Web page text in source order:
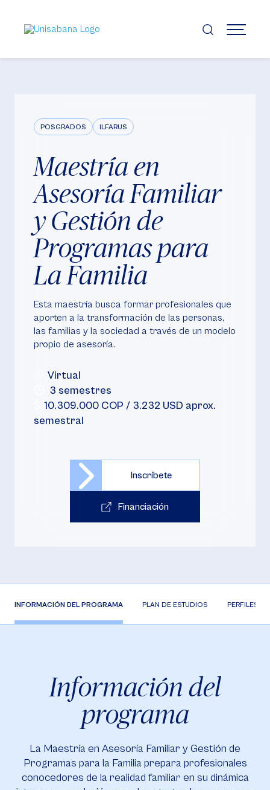
contenido
principal
MENÚ
POSGRADOS ILFARUS
Maestría en
Asesoría Familiar
y Gestión de
Programas para
La Familia
Esta maestría busca formar profesionales que
aporten a la transformación de las personas,
las familias y la sociedad a través de un modelo
propio de asesoría.
3 semestres
Virtual
10.309.000 COP / 3.232 USD aprox.
semestral
Inscríbete
Financiación
INFORMACIÓN DEL PROGRAMA PLAN DE ESTUDIOS PERFILES
Información del
programa
La Maestría en Asesoría Familiar y Gestión de
Programas para la Familia prepara profesionales
conocedores de la realidad familiar en su dinámica